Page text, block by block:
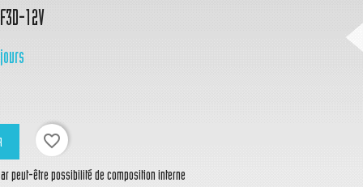
12V
favorite_border
peut-être possibilité de composition interne